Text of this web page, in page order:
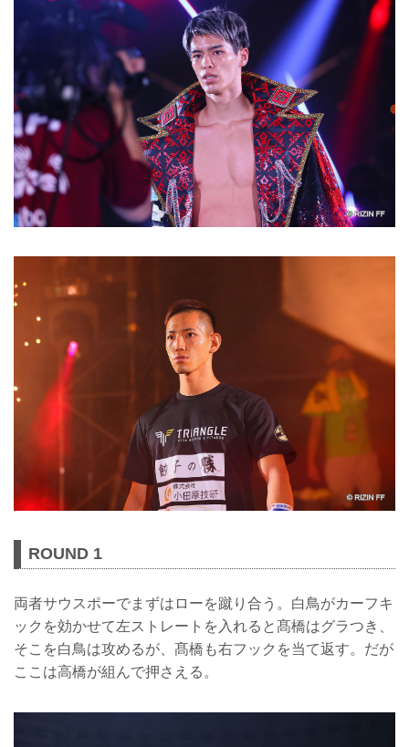
ROUND 1
両者サウスポーでまずはローを蹴り合う。白鳥がカーフキ
ックを効かせて左ストレートを入れると髙橋はグラつき、
そこを白鳥は攻めるが、髙橋も右フックを当て返す。だが
ここは高橋が組んで押さえる。